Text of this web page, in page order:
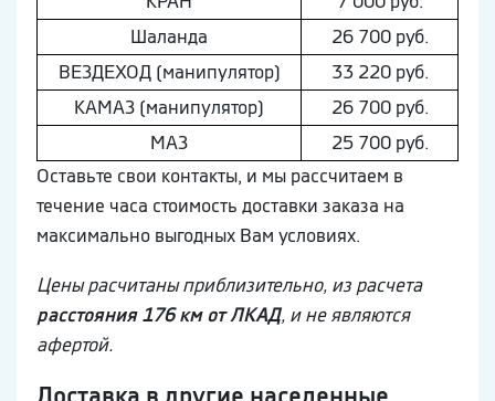
Шaлaнда
26 700 руб.
ВEЗДEХОД (манипулятор)
33 220 руб.
КAМAЗ (манипулятор)
26 700 руб.
МAЗ
25 700 руб.
Оставьте свои контакты, и мы рассчитаем в
течение часа стоимость доставки заказа на
максимально выгодных Вам условиях.
Цены расчитаны приблизительно, из расчета
расстояния 176 км от ЛКАД, и не являются
афертой.